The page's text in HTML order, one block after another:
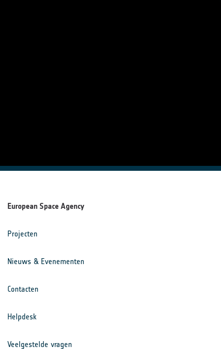
European Space Agency
Projecten
Nieuws & Evenementen
Contacten
Helpdesk
Veelgestelde vragen